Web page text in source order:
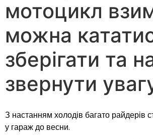
мотоцикл
можна
зберігати та
звернути
З настанням холодів багато райдерів
у гараж до весни.